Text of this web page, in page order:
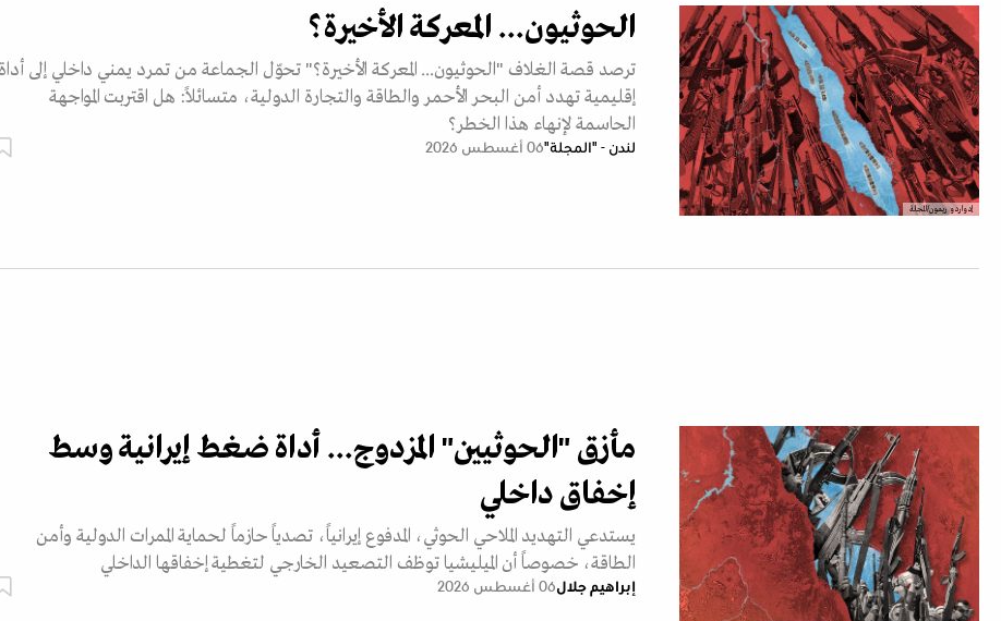
إدواردو ريمون/المجلة
الحوثيون... المعركة الأخيرة؟
ترصد قصة الغلاف "الحوثيون... المعركة الأخيرة؟" تحوّل الجماعة من تمرد يمني داخلي إلى أداة
إقليمية تهدد أمن البحر الأحمر والطاقة والتجارة الدولية، متسائلاً: هل اقتربت المواجهة
الحاسمة لإنهاء هذا الخطر؟
لندن - "المجلة"06 أغسطس 2026
مأزق "الحوثيين" المزدوج... أداة ضغط إيرانية وسط
إخفاق داخلي
يستدعي التهديد الملاحي الحوثي، المدفوع إيرانياً، تصدياً حازماً لحماية الممرات الدولية وأمن
الطاقة، خصوصاً أن الميليشيا توظف التصعيد الخارجي لتغطية إخفاقها الداخلي
إبراهيم جلال06 أغسطس 2026